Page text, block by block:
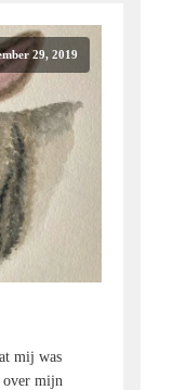
29, 2019
mij was
over mijn